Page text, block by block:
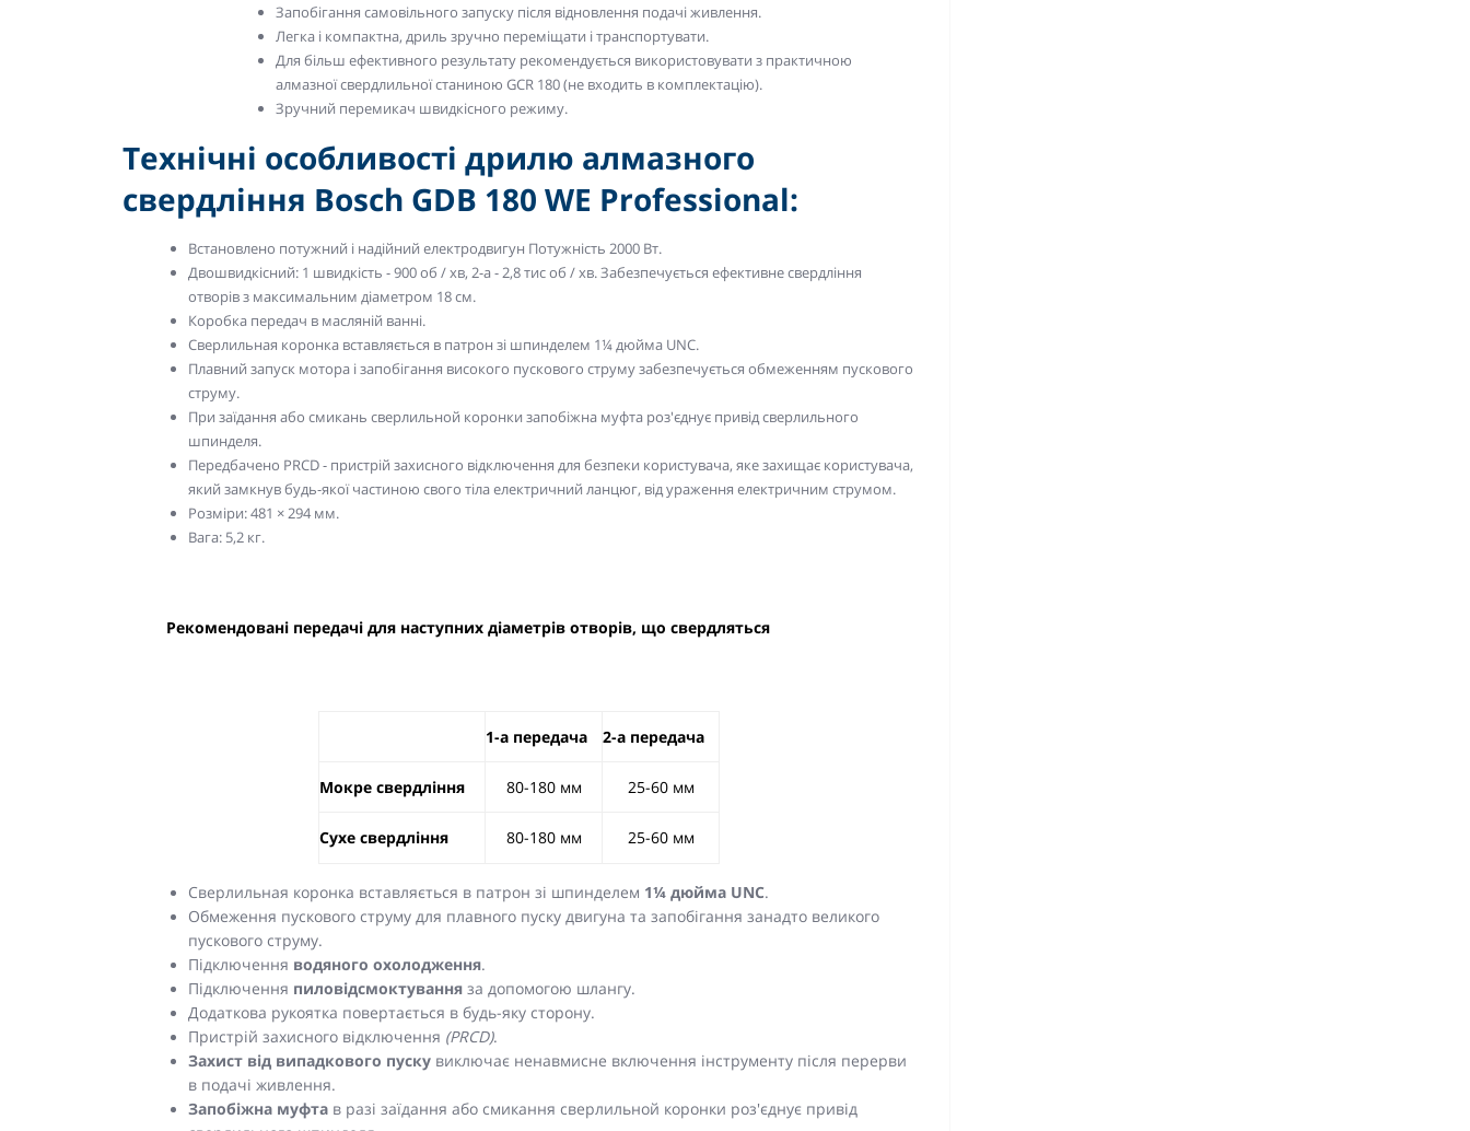
Запобігання самовільного запуску після відновлення подачі живлення.
Легка і компактна, дриль зручно переміщати і транспортувати.
Для більш ефективного результату рекомендується використовувати з практичною
алмазної свердлильної станиною GCR 180 (не входить в комплектацію).
Зручний перемикач швидкісного режиму.
Технічні особливості дрилю алмазного
свердління Bosch GDB 180 WE Professional:
Встановлено потужний і надійний електродвигун Потужність 2000 Вт.
Двошвидкісний: 1 швидкість - 900 об / хв, 2-а - 2,8 тис об / хв. Забезпечується ефективне свердління
отворів з максимальним діаметром 18 см.
Коробка передач в масляній ванні.
Сверлильная коронка вставляється в патрон зі шпинделем 1¼ дюйма UNC.
Плавний запуск мотора і запобігання високого пускового струму забезпечується обмеженням пускового
струму.
При заїдання або смикань сверлильной коронки запобіжна муфта роз'єднує привід сверлильного
шпинделя.
Передбачено PRCD - пристрій захисного відключення для безпеки користувача, яке захищає користувача,
який замкнув будь-якої частиною свого тіла електричний ланцюг, від ураження електричним струмом.
Розміри: 481 × 294 мм.
Вага: 5,2 кг.
Рекомендовані передачі для наступних діаметрів отворів, що свердляться
1-а передача 2-а передача
Мокре свердління 80-180 мм 25-60 мм
Сухе свердління 80-180 мм 25-60 мм
Сверлильная коронка вставляється в патрон зі шпинделем 1¼ дюйма UNC.
Обмеження пускового струму для плавного пуску двигуна та запобігання занадто великого
пускового струму.
Підключення водяного охолодження.
Підключення пиловідсмоктування за допомогою шлангу.
Додаткова рукоятка повертається в будь-яку сторону.
Пристрій захисного відключення (PRCD).
Захист від випадкового пуску виключає ненавмисне включення інструменту після перерви
в подачі живлення.
Запобіжна муфта в разі заїдання або смикання сверлильной коронки роз'єднує привід